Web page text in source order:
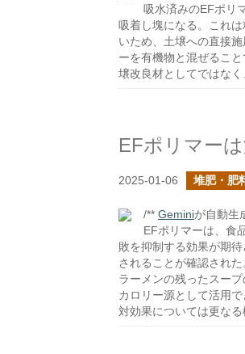
吸水済みのEFポリ
吸着し塊になる。これ
いため、土壌への直接
ーを有機物と混ぜるこ
壌改良材としてではな
EFポリマー
2025-01-06 堆肥・肥
/** Geminiが自動生
EFポリマーは、食
敗を抑制する効果が期
されることが確認され
ラーメンの残ったスー
カロリー源として活用
対効果については更なる